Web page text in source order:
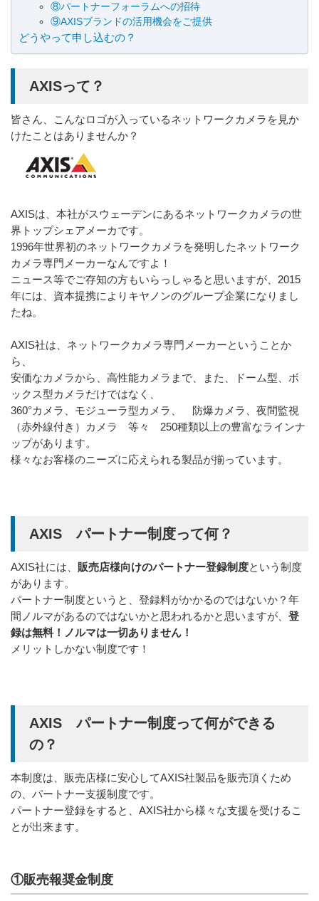
⑧パートナーフォーラムへの招待
⑨AXISブランドの活用機会をご提供
どうやって申し込むの？
AXISって？
皆さん、こんなロゴが入っているネットワークカメラを見か
けたことはありませんか？
AXISは、本社がスウェーデンにあるネットワークカメラの世
界トップシェアメーカです。
1996年世界初のネットワークカメラを発明したネットワーク
カメラ専門メーカーなんですよ！
ニュース等でご存知の方もいらっしゃると思いますが、2015
年には、資本提携によりキヤノンのグループ企業になりまし
たね。
AXIS社は、ネットワークカメラ専門メーカーということか
ら、
安価なカメラから、高性能カメラまで、また、ドーム型、ボ
ックス型カメラだけではなく、
360°カメラ、モジューラ型カメラ、 防爆カメラ、夜間監視
（赤外線付き）カメラ 等々 250種類以上の豊富なラインナ
ップがあります。
様々なお客様のニーズに応えられる製品が揃っています。
AXIS パートナー制度って何？
AXIS社には、 販売店様向けのパートナー登録制度という制度
があります。
パートナー制度というと、登録料がかかるのではないか？年
間ノルマがあるのではないかと思われるかと思いますが、 登
録は無料！ノルマは一切ありません！
メリットしかない制度です！
AXIS パートナー制度って何ができる
の？
本制度は、販売店様に安心してAXIS社製品を販売頂くため
の、パートナー支援制度です。
パートナー登録をすると、AXIS社から様々な支援を受けるこ
とが出来ます。
①販売報奨金制度